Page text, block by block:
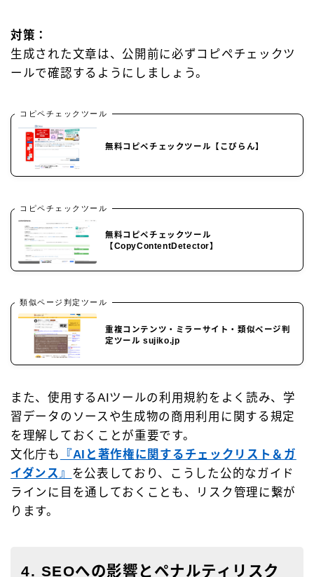
Follow Me
対策：
生成された文章は、公開前に必ずコピペチェックツ
ールで確認するようにしましょう。
コピペチェックツール
無料コピペチェックツール【こぴらん】
コピペチェックツール
無料コピペチェックツール
【CopyContentDetector】
類似ページ判定ツール
重複コンテンツ・ミラーサイト・類似ページ判
定ツール sujiko.jp
また、使用するAIツールの利用規約をよく読み、学
習データのソースや生成物の商用利用に関する規定
を理解しておくことが重要です。
文化庁も
『AIと著作権に関するチェックリスト＆ガ
イダンス』 を公表しており、こうした公的なガイド
ラインに目を通しておくことも、リスク管理に繋が
ります。
4. SEOへの影響とペナルティリスク